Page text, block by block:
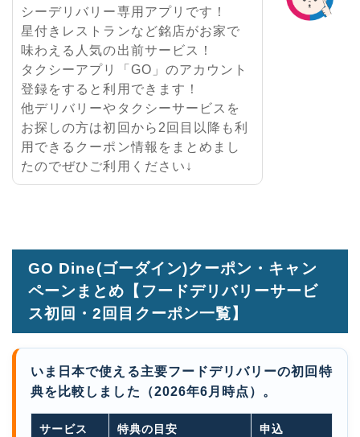
シーデリバリー専用アプリです！
星付きレストランなど銘店がお家で
味わえる人気の出前サービス！
タクシーアプリ「GO」のアカウント
登録をすると利用できます！
他デリバリーやタクシーサービスを
お探しの方は初回から2回目以降も利
用できるクーポン情報をまとめまし
たのでぜひご利用ください↓
GO Dine(ゴーダイン)クーポン・キャン
ペーンまとめ【フードデリバリーサービ
ス初回・2回目クーポン一覧】
いま日本で使える主要フードデリバリーの初回特
典を比較しました（2026年6月時点）。
サービス 特典の目安 申込